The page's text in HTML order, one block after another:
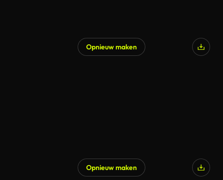
Opnieuw maken
Opnieuw maken